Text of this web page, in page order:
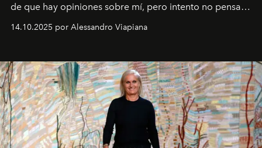
de que hay opiniones sobre mí, pero intento no pensar
pérdida de tiempo", afirma.
14.10.2025 por Alessandro Viapiana